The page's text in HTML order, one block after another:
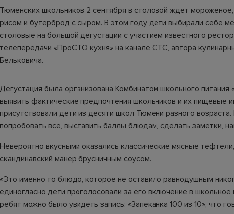
Тюменских школьников 2 сентября в столовой ждет мороженое,
рисом и бутерброд с сыром. В этом году дети выбирали себе
столовые на большой дегустации с участием известного
телепередачи «ПроСТО кухня» на канале СТС, автора
Бельковича.
Дегустация была организована Комбинатом школьного питания
выявить фактические предпочтения школьников и их пищевые
присутствовали дети из десяти школ Тюмени разного
попробовать все, выставить баллы блюдам, сделать заметки,
Невероятно вкусными оказались классические мясные
скандинавский манер брусничным соусом.
«Это именно то блюдо, которое не оставило равнодушным
единогласно дети проголосовали за его включение в
ребят можно было увидеть запись: «Запеканка 100 из 10», что